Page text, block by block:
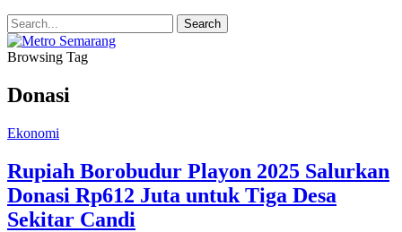
Browsing Tag
Donasi
Ekonomi
Rupiah Borobudur Playon 2025 Salurkan
Donasi Rp612 Juta untuk Tiga Desa
Sekitar Candi